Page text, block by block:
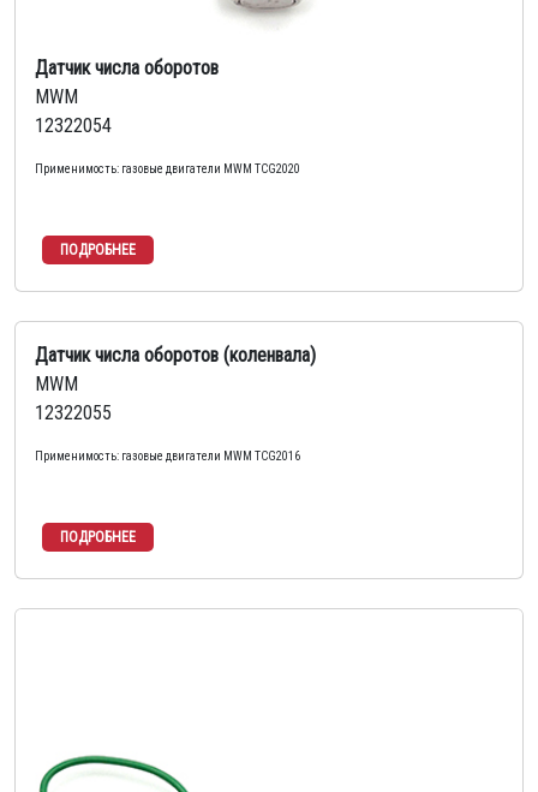
Датчик числа оборотов
MWM
12322054
Применимость: газовые двигатели MWM TCG2020
Датчик числа оборотов (коленвала)
MWM
12322055
Применимость: газовые двигатели MWM TCG2016